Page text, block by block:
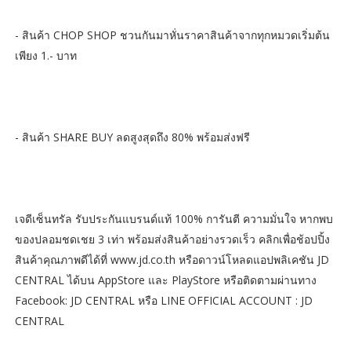
- สินค้า CHOP SHOP ชวนกันมาหั่นราคาสินค้าจากทุกหมวดเริ่มต้น
เพียง 1.- บาท
- สินค้า SHARE BUY ลดสูงสุดถึง 80% พร้อมส่งฟรี
เจดีเซ็นทรัล รับประกันแบรนด์แท้ 100% การันตี ความมั่นใจ หากพบ
ของปลอมชดเชย 3 เท่า พร้อมส่งสินค้าอย่างรวดเร็ว คลิกเพื่อช้อปปิ้ง
สินค้าคุณภาพดีได้ที่ www.jd.co.th หรือดาวน์โหลดแอปพลิเคชัน JD
CENTRAL ได้บน AppStore และ PlayStore หรือติดตามผ่านทาง
Facebook: JD CENTRAL หรือ LINE OFFICIAL ACCOUNT : JD
CENTRAL